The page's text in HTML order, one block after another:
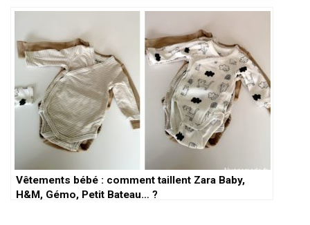
Vêtements bébé : comment taillent Zara Baby,
H&M, Gémo, Petit Bateau… ?